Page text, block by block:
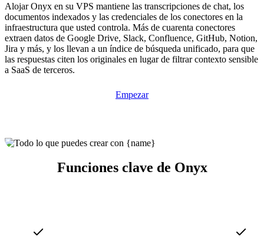
Alojar Onyx en su VPS mantiene las transcripciones de chat, los
documentos indexados y las credenciales de los conectores en la
infraestructura que usted controla. Más de cuarenta conectores
extraen datos de Google Drive, Slack, Confluence, GitHub, Notion,
Jira y más, y los llevan a un índice de búsqueda unificado, para que
las respuestas citen los originales en lugar de filtrar contexto sensible
a SaaS de terceros.
Empezar
Funciones clave de Onyx